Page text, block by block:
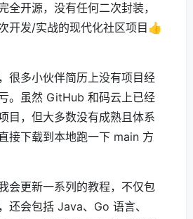
全开源，没有任何二次封装，
开发/实战的现代化社区项目👍
很多小伙伴简历上没有项目经
。虽然 GitHub 和码云上已经
目，但大多数没有成熟且体系
接下载到本地跑一下 main 方
会更新一系列的教程，不仅包
还会包括 Java、Go 语言、